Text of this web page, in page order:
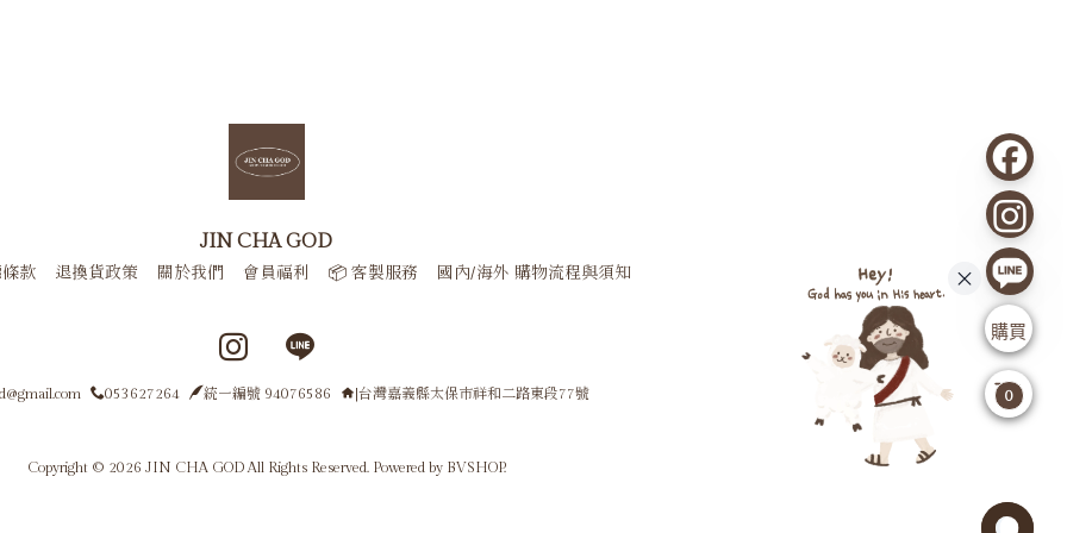
JIN CHA GOD
款 退換貨政策 關於我們 會員福利 📦 客製服務 國內/海外 購物流程與須知
Instagram pageLine page
053627264 統一編號 94076586 |台灣嘉義縣太保市祥和二路東段77號
Copyright © 2026 JIN CHA GOD All Rights Reserved. Powered by BVSHOP.
購買
0